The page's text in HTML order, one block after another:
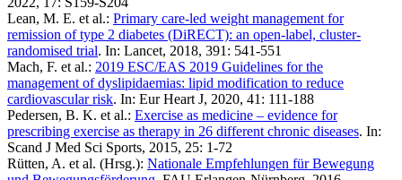
Lean, M. E. et al.: Primary care-led weight management for
remission of type 2 diabetes (DiRECT): an open-label, cluster-
randomised trial. In: Lancet, 2018, 391: 541-551
Mach, F. et al.: 2019 ESC/EAS 2019 Guidelines for the
management of dyslipidaemias: lipid modification to reduce
cardiovascular risk. In: Eur Heart J, 2020, 41: 111-188
Pedersen, B. K. et al.: Exercise as medicine – evidence for
prescribing exercise as therapy in 26 different chronic diseases. In:
Scand J Med Sci Sports, 2015, 25: 1-72
Rütten, A. et al. (Hrsg.): Nationale Empfehlungen für Bewegung